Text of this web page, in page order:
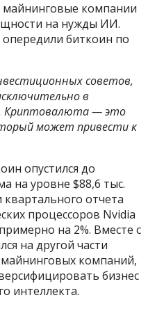
компании
на нужды ИИ.
биткоин по
советов,
в
Криптовалюта — это
может привести к
опустился до
на уровне $88,6 тыс.
отчета
процессоров Nvidia
на 2%. Вместе с
на другой части
компаний,
бизнес
интеллекта.